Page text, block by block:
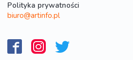
Polityka prywatności
biuro@artinfo.pl